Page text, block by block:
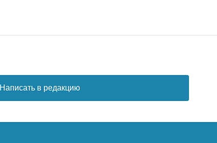
Написать в редакцию